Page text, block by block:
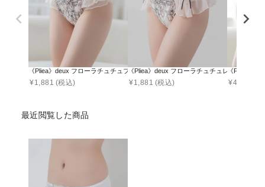
《Pliea》deux フローラチュチュフルバックショーツ【ショーツ単品】
¥1,881 (税込)
《Pliea》deux フローラチュチュレースバッ
¥1,881 (税込)
《Pliea》
¥4,790
最近閲覧した商品